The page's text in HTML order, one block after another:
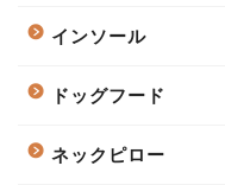
インソール
ドッグフード
ネックピロー